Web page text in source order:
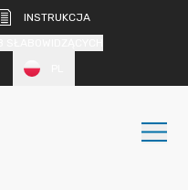
INSTRUKCJA